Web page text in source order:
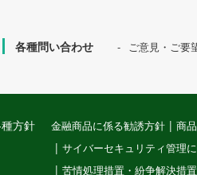
各種問い合わせ ご意見・ご要
方針 金融商品に係る勧誘方針 商
サイバーセキュリティ管理
苦情処理措置・紛争解決措